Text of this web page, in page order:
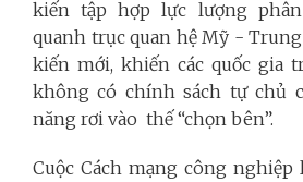
kiến tập hợp lực lượng
quanh trục quan hệ Mỹ - Trung
kiến mới, khiến các quốc gia
không có chính sách tự chủ
năng rơi vào thế “chọn bên”.
Cuộc Cách mạng công